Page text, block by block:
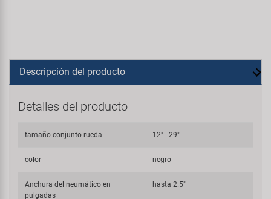
Descripción del producto
Detalles del producto
tamaño conjunto rueda 12" - 29"
color negro
Anchura del neumático en
pulgadas
hasta 2.5"